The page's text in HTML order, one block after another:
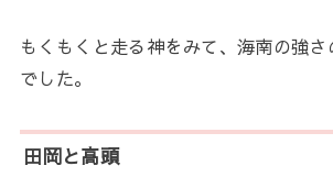
もくもくと走る神をみて、海南の強
でした。
田岡と高頭